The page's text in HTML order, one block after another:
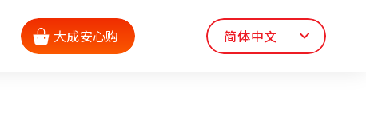
大成安心购 简体中文